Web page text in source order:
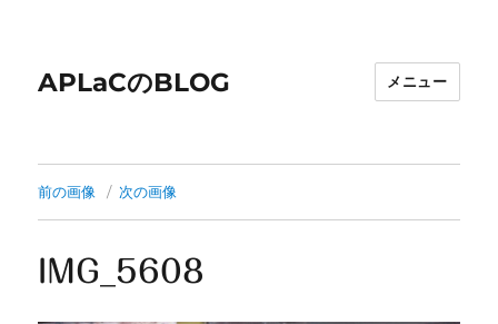
APLaCのBLOG メニュー
前の画像 次の画像
IMG_5608